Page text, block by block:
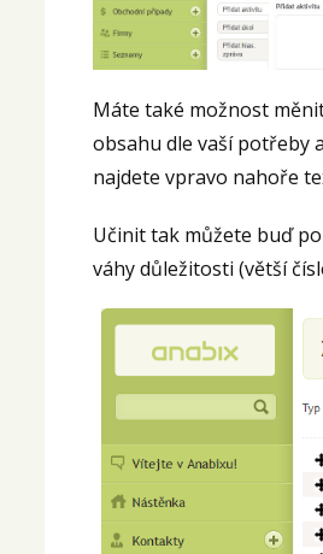
Máte také možnost
obsahu dle vaší potřeby
najdete vpravo nahoře
Učinit tak můžete buď
váhy důležitosti (větší